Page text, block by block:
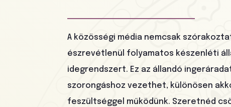
A közösségi média nemcsak
észrevétlenül folyamatos készenléti
idegrendszert. Ez az állandó
szorongáshoz vezethet, különösen
feszültséggel működünk. Szeretnéd